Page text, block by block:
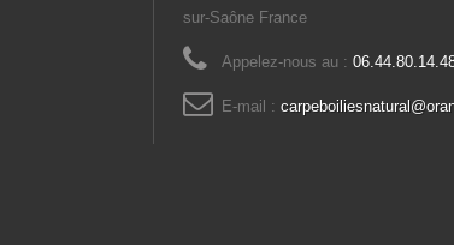
sur-Saône France
Appelez-nous au :
E-mail :